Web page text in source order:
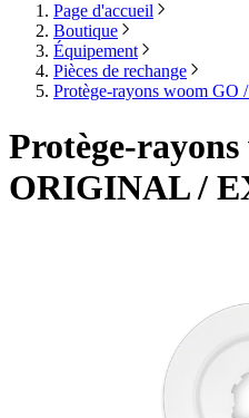
Page d'accueil
Boutique
Équipement
Pièces de rechange
Protège-rayons woom
Protège-
ORIGINAL /